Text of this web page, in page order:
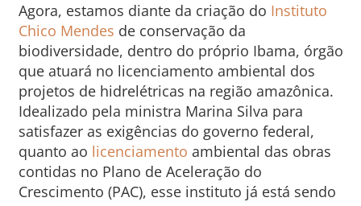
Agora, estamos diante da criação do Instituto
Chico Mendes de conservação da
biodiversidade, dentro do próprio Ibama, órgão
que atuará no licenciamento ambiental dos
projetos de hidrelétricas na região amazônica.
Idealizado pela ministra Marina Silva para
satisfazer as exigências do governo federal,
quanto ao licenciamento ambiental das obras
contidas no Plano de Aceleração do
Crescimento (PAC), esse instituto já está sendo